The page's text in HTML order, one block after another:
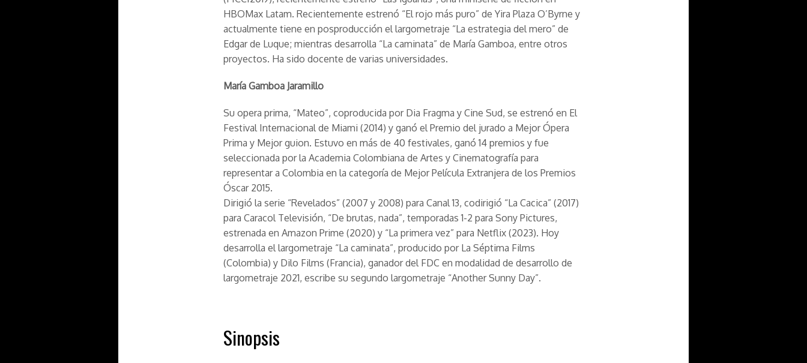
HBOMax Latam. Recientemente estrenó “El rojo más puro” de Yira Plaza O’Byrne y
actualmente tiene en posproducción el largometraje “La estrategia del mero” de
Edgar de Luque; mientras desarrolla “La caminata” de María Gamboa, entre otros
proyectos. Ha sido docente de varias universidades.
María Gamboa Jaramillo
Su opera prima, “Mateo”, coproducida por Dia Fragma y Cine Sud, se estrenó en El
Festival Internacional de Miami (2014) y ganó el Premio del jurado a Mejor Ópera
Prima y Mejor guion. Estuvo en más de 40 festivales, ganó 14 premios y fue
seleccionada por la Academia Colombiana de Artes y Cinematografía para
representar a Colombia en la categoría de Mejor Película Extranjera de los Premios
Óscar 2015.
Dirigió la serie “Revelados” (2007 y 2008) para Canal 13, codirigió “La Cacica” (2017)
para Caracol Televisión, “De brutas, nada”, temporadas 1-2 para Sony Pictures,
estrenada en Amazon Prime (2020) y “La primera vez” para Netflix (2023). Hoy
desarrolla el largometraje “La caminata”, producido por La Séptima Films
(Colombia) y Dilo Films (Francia), ganador del FDC en modalidad de desarrollo de
largometraje 2021, escribe su segundo largometraje “Another Sunny Day”.
Sinopsis